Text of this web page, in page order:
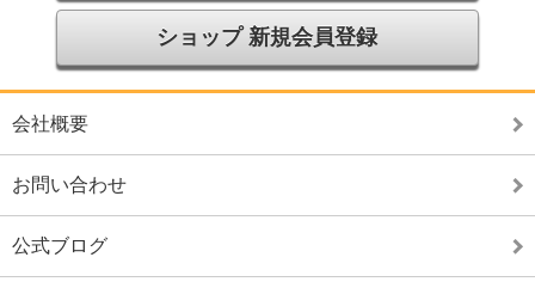
ショップ 新規会員登録
会社概要
お問い合わせ
公式ブログ